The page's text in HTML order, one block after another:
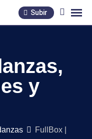
Subir
y
FullBox |